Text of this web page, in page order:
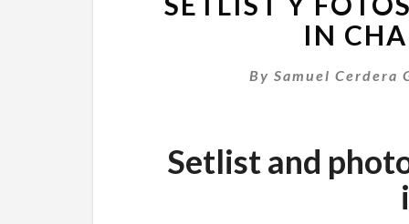
IN
BySamuel Cerdera
Setlist and